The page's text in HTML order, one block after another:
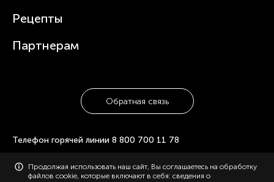
Посуда
Рецепты
Партнерам
Обратная связь
Телефон горячей линии 8 800 700 11 78
© 2006-2026 «Polaris». Все права защищены. Использование
материалов с сайта polaris.ru возможно только с разрешения
Продолжая использовать наш сайт, Вы соглашаетесь на обработку
файлов cookie, которые включают в себя: сведения о